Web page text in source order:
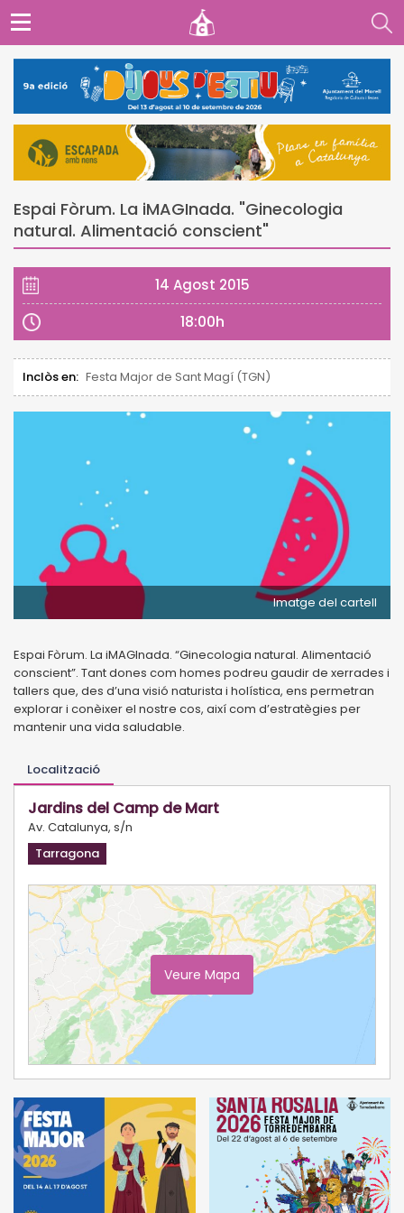
Espai Fòrum. La iMAGInada. "Ginecologia
natural. Alimentació conscient"
14 Agost 2015
18:00h
Inclòs en: Festa Major de Sant Magí (TGN)
Imatge del cartell
Espai Fòrum. La iMAGInada. “Ginecologia natural. Alimentació
conscient”. Tant dones com homes podreu gaudir de xerrades i
tallers que, des d’una visió naturista i holística, ens permetran
explorar i conèixer el nostre cos, així com d’estratègies per
mantenir una vida saludable.
Localització
Jardins del Camp de Mart
Av. Catalunya, s/n
Tarragona
Veure Mapa